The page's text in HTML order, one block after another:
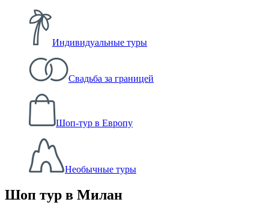
Индивидуальные туры
Свадьба за границей
Шоп-тур в Европу
Необычные туры
Шоп тур в Милан